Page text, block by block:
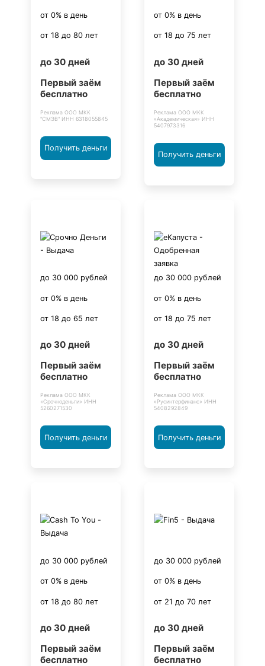
от 0% в день
от 18 до 80 лет
до 30 дней
Первый заём
бесплатно
Реклама ООО МКК
"СМЭВ" ИНН 6318055845
Получить деньги
от 0% в день
от 18 до 75 лет
до 30 дней
Первый заём
бесплатно
Реклама ООО МКК
«Академическая» ИНН
5407973316
Получить деньги
до 30 000 рублей
от 0% в день
от 18 до 65 лет
до 30 дней
Первый заём
бесплатно
Реклама ООО МКК
«Срочноденьги» ИНН
5260271530
Получить деньги
до 30 000 рублей
от 0% в день
от 18 до 75 лет
до 30 дней
Первый заём
бесплатно
Реклама ООО МКК
«Русинтерфинанс» ИНН
5408292849
Получить деньги
до 30 000 рублей
от 0% в день
от 18 до 80 лет
до 30 дней
Первый заём
бесплатно
до 30 000 рублей
от 0% в день
от 21 до 70 лет
до 30 дней
Первый заём
бесплатно